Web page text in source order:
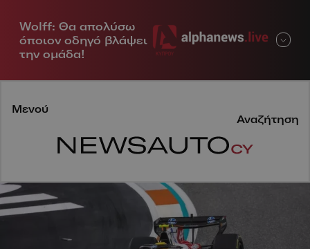
Wolff: Θα απολύσω
όποιον οδηγό βλάψει
την ομάδα!
Μενού
Αναζήτηση
Μενού